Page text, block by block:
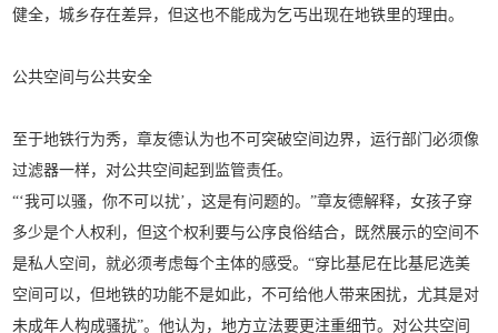
健全，城乡存在差异，但这也不能成为乞丐出现在地铁里的理由。
公共空间与公共安全
至于地铁行为秀，章友德认为也不可突破空间边界，运行部门必须像
过滤器一样，对公共空间起到监管责任。
“‘我可以骚，你不可以扰’，这是有问题的。”章友德解释，女孩子穿
多少是个人权利，但这个权利要与公序良俗结合，既然展示的空间不
是私人空间，就必须考虑每个主体的感受。“穿比基尼在比基尼选美
空间可以，但地铁的功能不是如此，不可给他人带来困扰，尤其是对
未成年人构成骚扰”。他认为，地方立法要更注重细节。对公共空间